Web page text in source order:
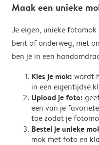
Maak een unieke
Je eigen, unieke
bent of onderweg, met
ben je in een
Kies je mok: wordt
in een eigentijdse
Upload je foto:
een van je
toe zodat je
Bestel je unieke
mok met foto en